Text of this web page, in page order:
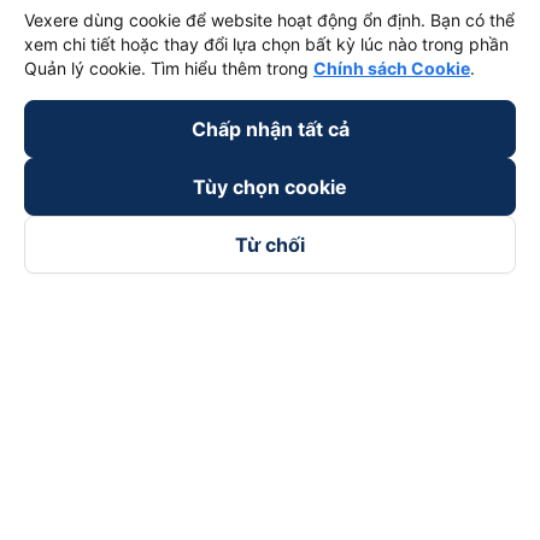
Vexere dùng cookie để website hoạt động ổn định. Bạn có thể
xem chi tiết hoặc thay đổi lựa chọn bất kỳ lúc nào trong phần
Quản lý cookie. Tìm hiểu thêm trong Chính sách Cookie.
Chấp nhận tất cả
Tùy chọn cookie
Từ chối